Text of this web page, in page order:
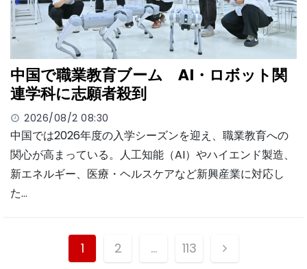
中国で職業教育ブーム AI・ロボット関
連学科に志願者殺到
2026/08/2 08:30
中国では2026年度の入学シーズンを迎え、職業教育への
関心が高まっている。人工知能（AI）やハイエンド製造、
新エネルギー、医療・ヘルスケアなど新興産業に対応し
た…
投1 2 … 113